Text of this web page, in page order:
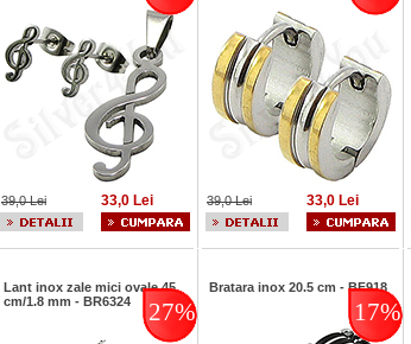
39,0 Lei 33,0 Lei 39,0 Lei 33,0 Lei
Lant inox zale mici ovale 45
cm/1.8 mm - BR6324
27%
Bratara inox 20.5 cm - BF918
17%